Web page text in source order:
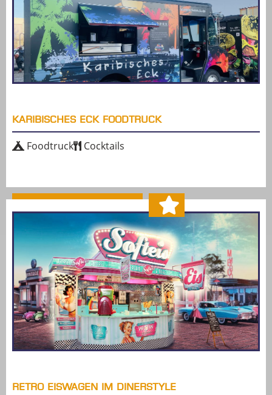
KARIBISCHES ECK FOODTRUCK
Foodtruck Cocktails
MEHR ERFAHREN
RETRO EISWAGEN IM DINERSTYLE